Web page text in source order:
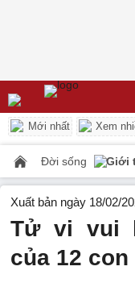
Mới nhất Xem
Đời sống Giới
Xuất bản ngày 18/02/
Tử vi vui
của 12 con